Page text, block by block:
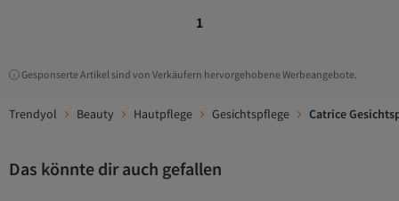
1
Gesponserte Artikel sind von Verkäufern hervorgehobene Werbeangebote.
Trendyol Beauty Hautpflege Gesichtspflege Catrice
Das könnte dir auch gefallen